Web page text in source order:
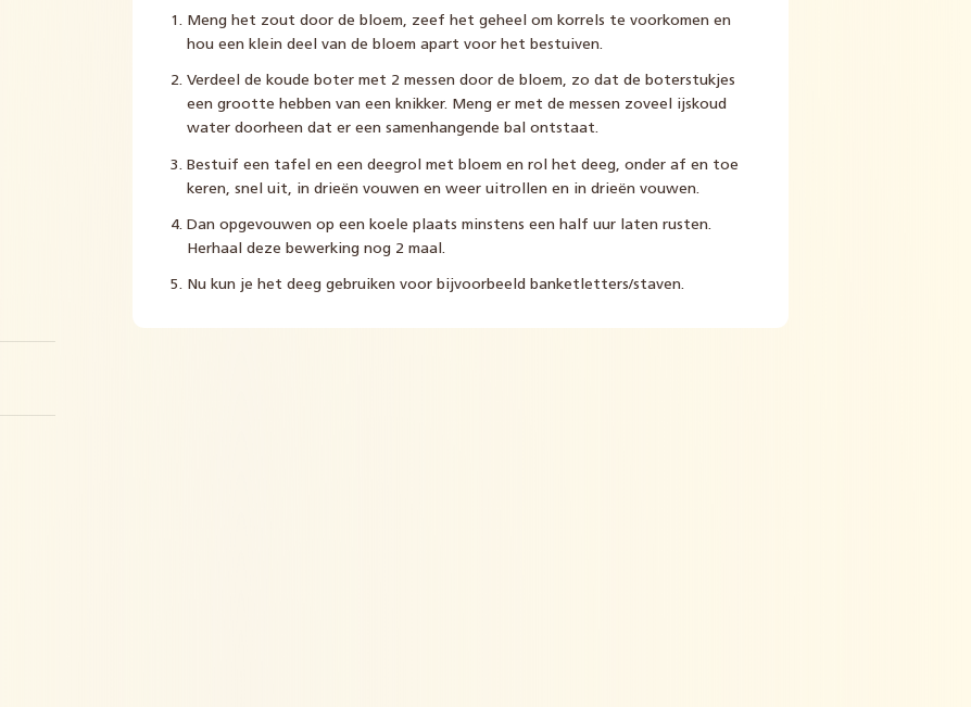
Meng het zout door de bloem, zeef het geheel om korrels te voorkomen en
hou een klein deel van de bloem apart voor het bestuiven.
Verdeel de koude boter met 2 messen door de bloem, zo dat de boterstukjes
een grootte hebben van een knikker. Meng er met de messen zoveel ijskoud
water doorheen dat er een samenhangende bal ontstaat.
Bestuif een tafel en een deegrol met bloem en rol het deeg, onder af en toe
keren, snel uit, in drieën vouwen en weer uitrollen en in drieën vouwen.
Dan opgevouwen op een koele plaats minstens een half uur laten rusten.
Herhaal deze bewerking nog 2 maal.
Nu kun je het deeg gebruiken voor bijvoorbeeld banketletters/staven.